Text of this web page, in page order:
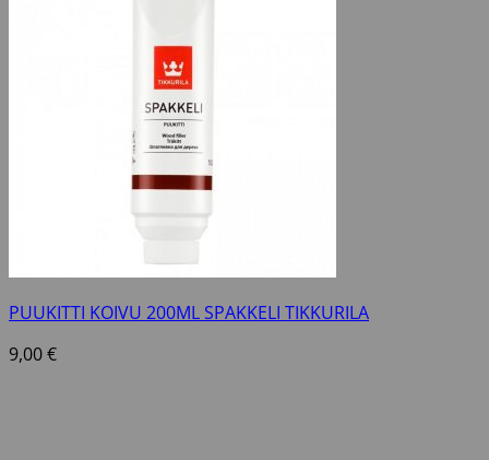
PUUKITTI KOIVU 200ML SPAKKELI TIKKURILA
9,00€